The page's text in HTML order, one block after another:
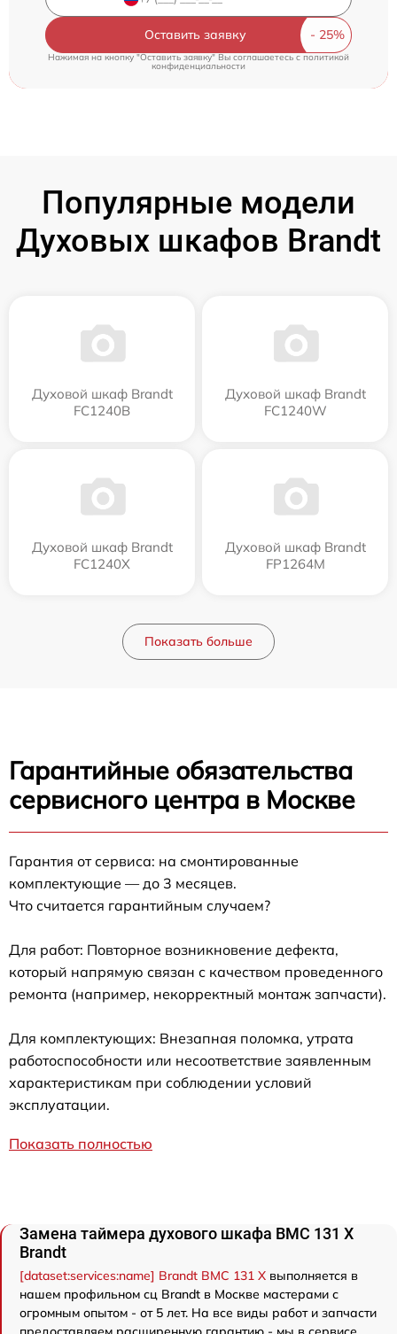
Оставить заявку
Нажимая на кнопку "Оставить заявку" Вы соглашаетесь cполитикой
конфиденциальности
Популярные модели
Духовых шкафов Brandt
Духовой шкаф Brandt
FC1240B
Духовой шкаф Brandt
FC1240W
Духовой шкаф Brandt
FC1240X
Духовой шкаф Brandt
FP1264M
Показать больше
Гарантийные обязательства
сервисного центра в Москве
Гарантия от сервиса: на смонтированные
комплектующие — до 3 месяцев.
Что считается гарантийным случаем?
Для работ: Повторное возникновение дефекта,
который напрямую связан с качеством проведенного
ремонта (например, некорректный монтаж запчасти).
Для комплектующих: Внезапная поломка, утрата
работоспособности или несоответствие заявленным
характеристикам при соблюдении условий
эксплуатации.
Показать полностью
Замена таймера духового шкафа BMC 131 X
Brandt
[dataset:services:name] Brandt BMC 131 X выполняется в
нашем профильном сц Brandt в Москве мастерами с
огромным опытом - от 5 лет. На все виды работ и запчасти